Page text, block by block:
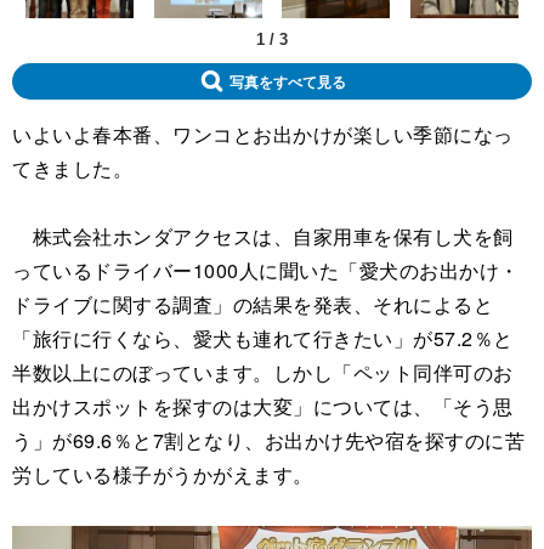
1 / 3
写真をすべて見る
いよいよ春本番、ワンコとお出かけが楽しい季節になっ
てきました。
株式会社ホンダアクセスは、自家用車を保有し犬を飼
っているドライバー1000人に聞いた「愛犬のお出かけ・
ドライブに関する調査」の結果を発表、それによると
「旅行に行くなら、愛犬も連れて行きたい」が57.2％と
半数以上にのぼっています。しかし「ペット同伴可のお
出かけスポットを探すのは大変」については、「そう思
う」が69.6％と7割となり、お出かけ先や宿を探すのに苦
労している様子がうかがえます。